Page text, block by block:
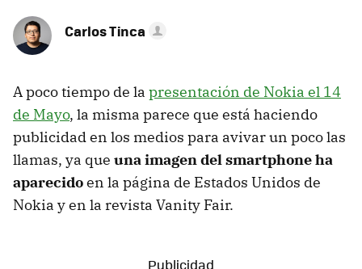
Carlos Tinca
A poco tiempo de la presentación de Nokia el 14
de Mayo, la misma parece que está haciendo
publicidad en los medios para avivar un poco las
llamas, ya que una imagen del smartphone ha
aparecidoen la página de Estados Unidos de
Nokia y en la revista Vanity Fair.